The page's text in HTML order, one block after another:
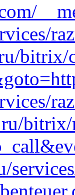
bitrix/
bitrix/